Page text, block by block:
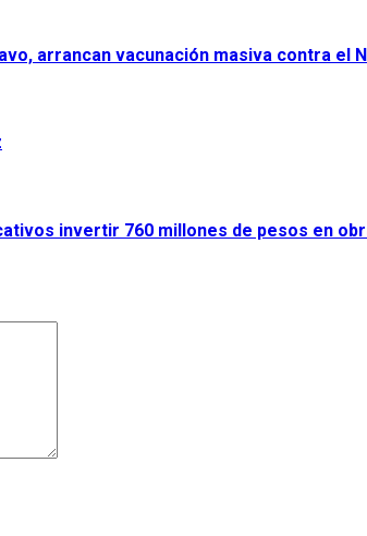
arrancan vacunación masiva contra el
invertir 760 millones de pesos en